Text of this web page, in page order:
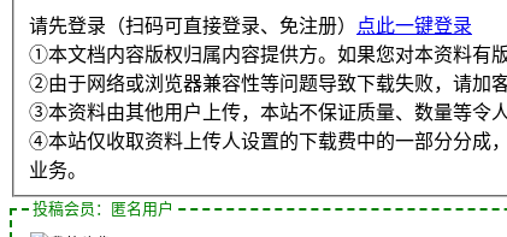
请先登录（扫码可直接登录、免注册）
点此一键登录
①本文档内容版权归属内容提供方。如果您对本资料有
②由于网络或浏览器兼容性等问题导致下载失败，请加
③本资料由其他用户上传，本站不保证质量、数量等令
④本站仅收取资料上传人设置的下载费中的一部分分成
业务。
投稿会员：匿名用户